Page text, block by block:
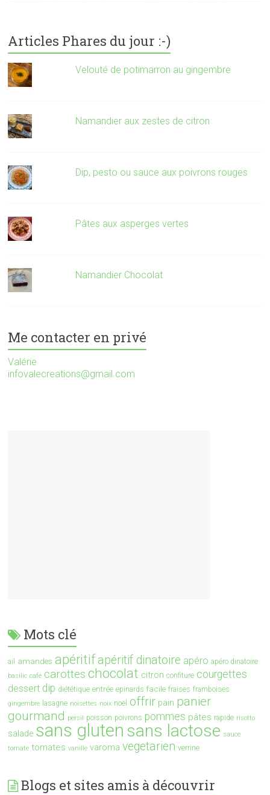
Articles Phares du jour :-)
Velouté de potimarron au gingembre
Namandier aux zestes de citron
Dip, pesto ou sauce aux poivrons rouges
Pâtes aux asperges vertes
Namandier Chocolat
Me contacter en privé
Valérie
infovalecreations@gmail.com
Mots clé
ail amandes apéritifapéritif dinatoire apéro apéro dinatoire
basilic café carottes chocolat citron confiture courgettes
dessert dip diététique entrée epinards facile fraises framboises
gingembre lasagne noisettes noix noël offrir pain panier
gourmand persil poisson poivrons pommes pâtes rapide risotto
salade sans gluten sans lactose sauce
tomate tomates vanille varoma vegetarien verrine
Blogs et sites amis à découvrir